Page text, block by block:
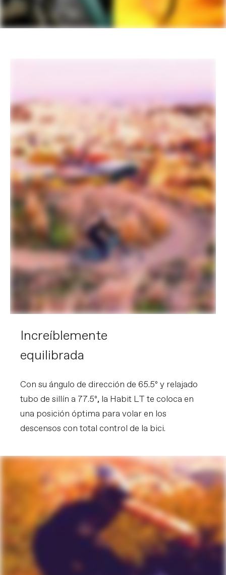
Increíblemente
equilibrada
Con su ángulo de dirección de 65.5º y relajado
tubo de sillín a 77.5º, la Habit LT te coloca en
una posición óptima para volar en los
descensos con total control de la bici.